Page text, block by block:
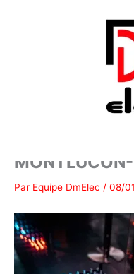
DM-ELEC-03-
Par Equipe DmElec / 08/